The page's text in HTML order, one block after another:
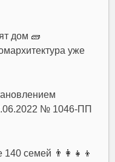
дом 🧱
уже
№ 1046-ПП
семей 👨‍👩‍👧‍👦